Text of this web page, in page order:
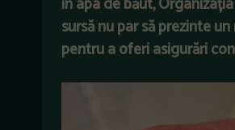
sursă nu par să prezinte
pentru a oferi asigurări